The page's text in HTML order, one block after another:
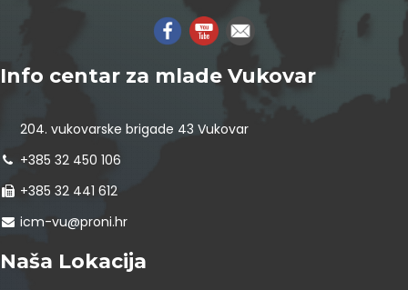
Info centar za mlade Vukovar
204. vukovarske brigade 43 Vukovar
+385 32 450 106
+385 32 441 612
icm-vu@proni.hr
Naša Lokacija